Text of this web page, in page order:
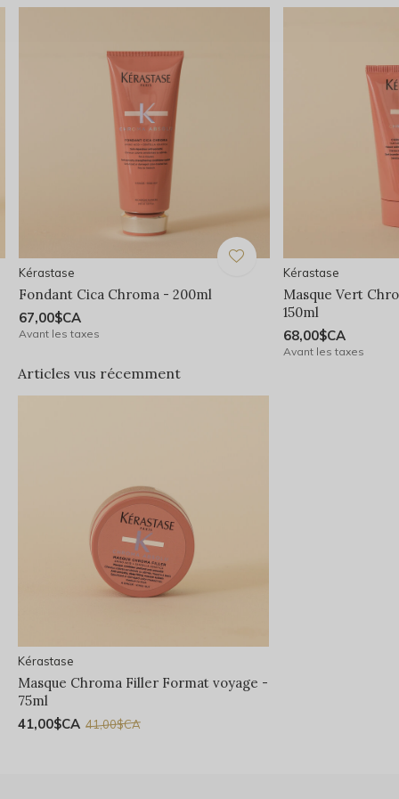
Kérastase
Fondant Cica Chroma - 200ml
67,00$CA
Avant les taxes
Kérastase
Masque Vert
150ml
68,00$CA
Avant les taxes
Articles vus récemment
Kérastase
Masque Chroma Filler Format voyage -
75ml
41,00$CA 41,00$CA